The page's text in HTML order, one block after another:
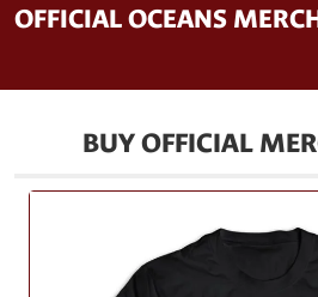
OFFICIAL OCEANS
BUY OFFICIAL